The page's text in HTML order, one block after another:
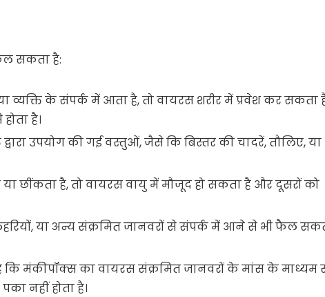
सकता है:
व्यक्ति के संपर्क में आता है, तो वायरस शरीर में प्रवेश कर सकता
है।
उपयोग की गई वस्तुओं, जैसे कि बिस्तर की चादरें, तौलिए, या
छींकता है, तो वायरस वायु में मौजूद हो सकता है और दूसरों को
या अन्य संक्रमित जानवरों से संपर्क में आने से भी फैल
कि मंकीपॉक्स का वायरस संक्रमित जानवरों के मांस के माध्यम
नहीं होता है।